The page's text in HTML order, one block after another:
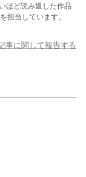
ほど読み返した作品
担当しています。
事に関して報告する